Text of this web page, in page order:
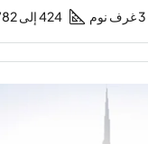
424 إلى 1782